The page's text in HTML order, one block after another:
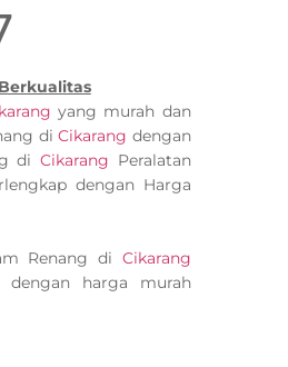
yang murah dan
diCikarang dengan
diCikarang Peralatan
dengan Harga
Renang di Cikarang
harga murah